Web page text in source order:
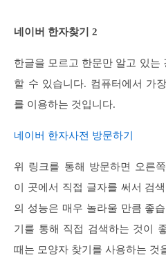
네이버 한자찾기 2
한글을 모르고 한문만 알고 있는
할 수 있습니다. 컴퓨터에서 가
를 이용하는 것입니다.
네이버 한자사전 방문하기
위 링크를 통해 방문하면 오른
이 곳에서 직접 글자를 써서 검
의 성능은 매우 놀라울 만큼 좋
기를 통해 직접 검색하는 것이
때는 모양자 찾기를 사용하는 것